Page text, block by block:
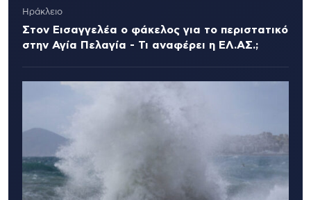
Ηράκλειο
Στον Εισαγγελέα ο φάκελος για το περιστατικό
στην Αγία Πελαγία - Τι αναφέρει η ΕΛ.ΑΣ.;